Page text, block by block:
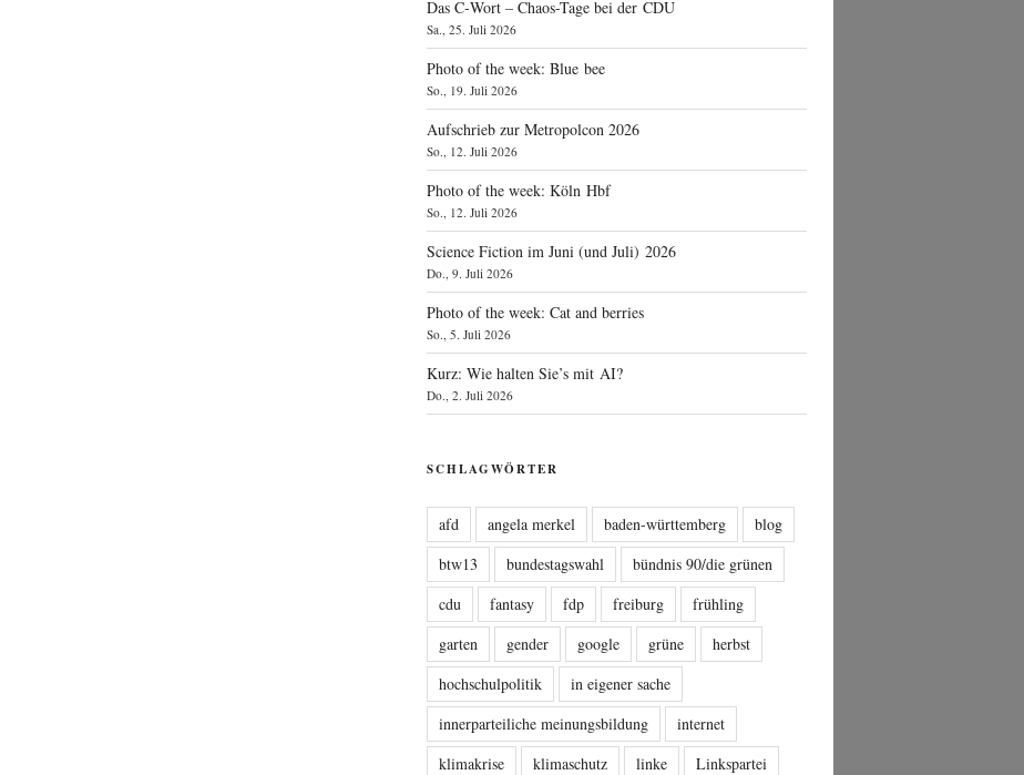
Das C‑Wort – Chaos-Tage bei der CDU
Sa., 25. Juli 2026
Photo of the week: Blue bee
So., 19. Juli 2026
Aufschrieb zur Metropolcon 2026
So., 12. Juli 2026
Photo of the week: Köln Hbf
So., 12. Juli 2026
Science Fiction im Juni (und Juli) 2026
Do., 9. Juli 2026
Photo of the week: Cat and berries
So., 5. Juli 2026
Kurz: Wie halten Sie’s mit AI?
Do., 2. Juli 2026
SCHLAGWÖRTER
afd angela merkel baden-württemberg
blog
btw13
bundestagswahl
bündnis 90/die grünen
cdu
fantasy fdp freiburg
frühling
garten
gender google grüne
herbst
hochschulpolitik
in eigener sache
innerparteiliche meinungsbildung
internet
klimakrise
klimaschutz linke
Linkspartei